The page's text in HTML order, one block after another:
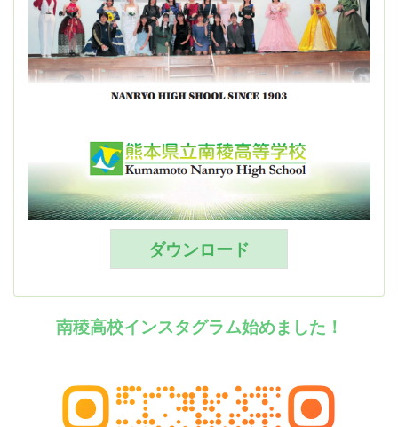
ダウンロード
南稜高校インスタグラム始めました！